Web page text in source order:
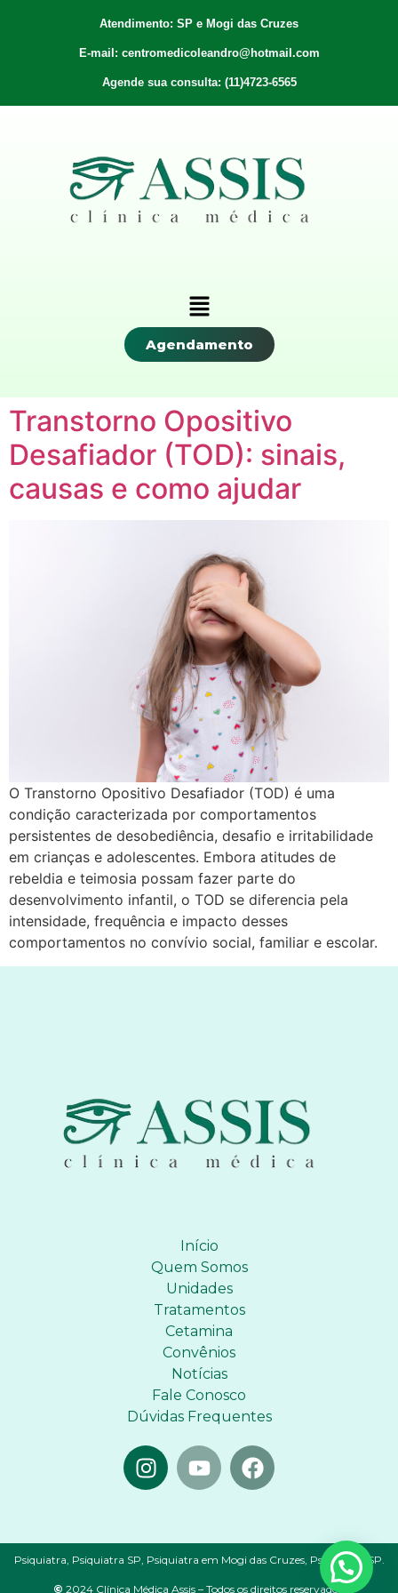
Atendimento: SP e Mogi das Cruzes
E-mail: centromedicoleandro@hotmail.com
Agende sua consulta: (11)4723-6565
Agendamento
Transtorno Opositivo
Desafiador (TOD): sinais,
causas e como ajudar
O Transtorno Opositivo Desafiador (TOD) é uma
condição caracterizada por comportamentos
persistentes de desobediência, desafio e irritabilidade
em crianças e adolescentes. Embora atitudes de
rebeldia e teimosia possam fazer parte do
desenvolvimento infantil, o TOD se diferencia pela
intensidade, frequência e impacto desses
comportamentos no convívio social, familiar e escolar.
Início
Quem Somos
Unidades
Tratamentos
Cetamina
Convênios
Notícias
Fale Conosco
Dúvidas Frequentes
Psiquiatra, Psiquiatra SP, Psiquiatra em Mogi das Cruzes, Psiquiatria SP.
© 2024 Clínica Médica Assis – Todos os direitos reservados.